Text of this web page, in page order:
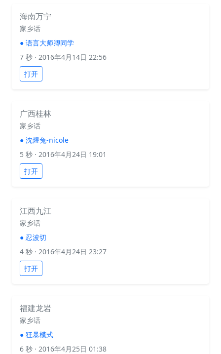
海南万宁
家乡话
● 语言大师卿同学
7 秒 · 2016年4月14日 22:56
打开
广西桂林
家乡话
● 沈煜兔-nicole
5 秒 · 2016年4月24日 19:01
打开
江西九江
家乡话
● 忍波切
4 秒 · 2016年4月24日 23:27
打开
福建龙岩
家乡话
● 狂暴模式
6 秒 · 2016年4月25日 01:38